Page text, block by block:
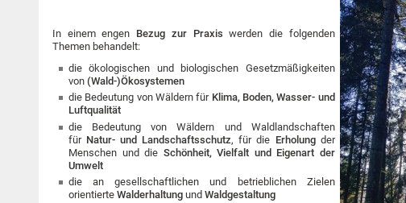
In einem engen Bezug zur Praxis werden die folgenden
Themen behandelt:
die ökologischen und biologischen Gesetzmäßigkeiten
von(Wald-)Ökosystemen
die Bedeutung von Wäldern für Klima, Boden, Wasser- und
Luftqualität
die Bedeutung von Wäldern und Waldlandschaften
für Natur- und Landschaftsschutz, für die Erholungder
Menschen und die Schönheit, Vielfalt und Eigenart der
Umwelt
die an gesellschaftlichen und betrieblichen Zielen
orientierteWalderhaltung undWaldgestaltung